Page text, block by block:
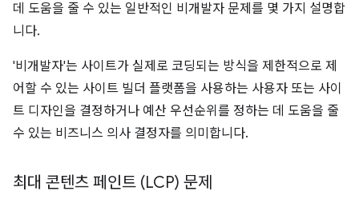
데 도움을 줄 수 있는 일반적인 비개발자 문제를 몇 가지 설명합
니다.
'비개발자'는 사이트가 실제로 코딩되는 방식을 제한적으로 제
어할 수 있는 사이트 빌더 플랫폼을 사용하는 사용자 또는 사이
트 디자인을 결정하거나 예산 우선순위를 정하는 데 도움을 줄
수 있는 비즈니스 의사 결정자를 의미합니다.
최대 콘텐츠 페인트 (LCP) 문제